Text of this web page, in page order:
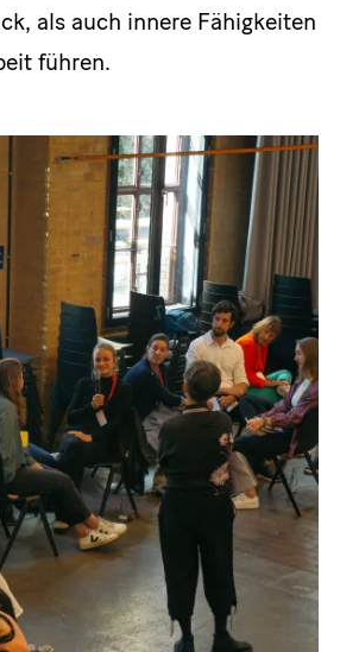
als auch innere Fähigkeiten
führen.